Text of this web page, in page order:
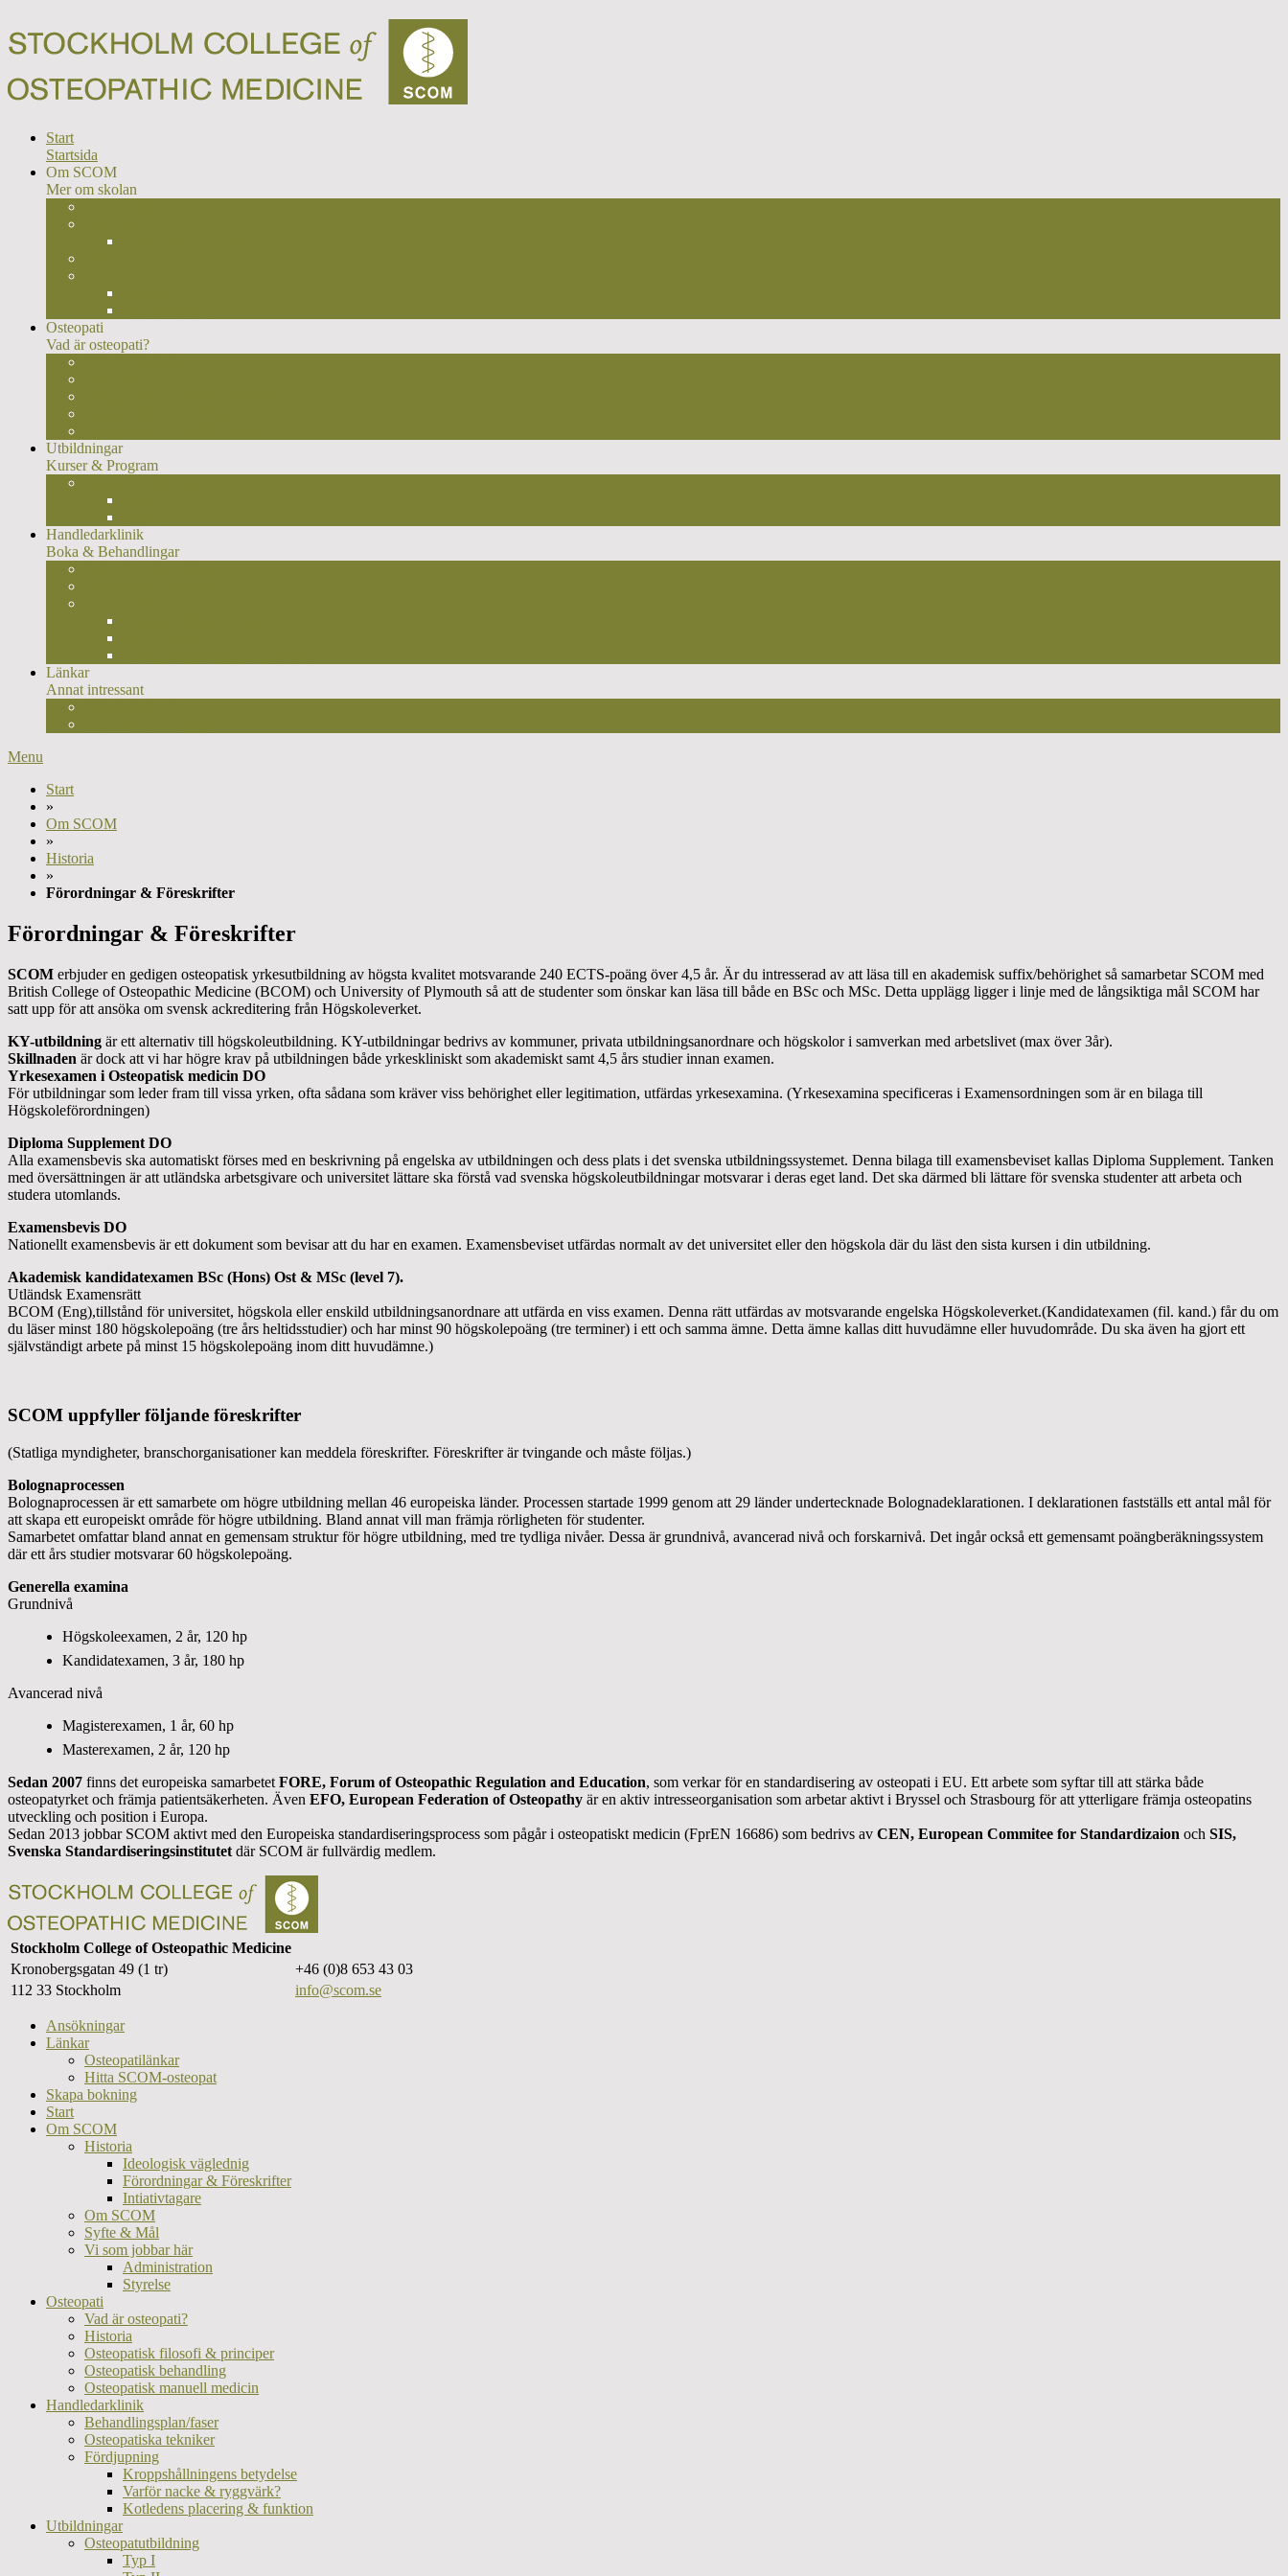
Start
Startsida
Om SCOM
Mer om skolan
Osteopati
Vad är osteopati?
Utbildningar
Kurser & Program
Handledarklinik
Boka & Behandlingar
Länkar
Annat intressant
Menu
Start
»
Om SCOM
»
Historia
»
Förordningar & Föreskrifter
Förordningar & Föreskrifter
SCOM erbjuder en gedigen osteopatisk yrkesutbildning av högsta kvalitet motsvarande 240 ECTS-poäng över 4,5 år. Är du intresserad av att läsa till en akademisk suffix/behörighet så samarbetar SCOM med
British College of Osteopathic Medicine (BCOM) och University of Plymouth så att de studenter som önskar kan läsa till både en BSc och MSc. Detta upplägg ligger i linje med de långsiktiga mål SCOM har
satt upp för att ansöka om svensk ackreditering från Högskoleverket.
KY-utbildning är ett alternativ till högskoleutbildning. KY-utbildningar bedrivs av kommuner, privata utbildningsanordnare och högskolor i samverkan med arbetslivet (max över 3år).
Skillnaden är dock att vi har högre krav på utbildningen både yrkeskliniskt som akademiskt samt 4,5 års studier innan examen.
Yrkesexamen i Osteopatisk medicin DO
För utbildningar som leder fram till vissa yrken, ofta sådana som kräver viss behörighet eller legitimation, utfärdas yrkesexamina. (Yrkesexamina specificeras i Examensordningen som är en bilaga till
Högskoleförordningen)
Diploma Supplement DO
Alla examensbevis ska automatiskt förses med en beskrivning på engelska av utbildningen och dess plats i det svenska utbildningssystemet. Denna bilaga till examensbeviset kallas Diploma Supplement. Tanken
med översättningen är att utländska arbetsgivare och universitet lättare ska förstå vad svenska högskoleutbildningar motsvarar i deras eget land. Det ska därmed bli lättare för svenska studenter att arbeta och
studera utomlands.
Examensbevis DO
Nationellt examensbevis är ett dokument som bevisar att du har en examen. Examensbeviset utfärdas normalt av det universitet eller den högskola där du läst den sista kursen i din utbildning.
Akademisk kandidatexamen BSc (Hons) Ost & MSc (level 7).
Utländsk Examensrätt
BCOM (Eng),tillstånd för universitet, högskola eller enskild utbildningsanordnare att utfärda en viss examen. Denna rätt utfärdas av motsvarande engelska Högskoleverket.(Kandidatexamen (fil. kand.) får du om
du läser minst 180 högskolepoäng (tre års heltidsstudier) och har minst 90 högskolepoäng (tre terminer) i ett och samma ämne. Detta ämne kallas ditt huvudämne eller huvudområde. Du ska även ha gjort ett
självständigt arbete på minst 15 högskolepoäng inom ditt huvudämne.)
SCOM uppfyller följande föreskrifter
(Statliga myndigheter, branschorganisationer kan meddela föreskrifter. Föreskrifter är tvingande och måste följas.)
Bolognaprocessen
Bolognaprocessen är ett samarbete om högre utbildning mellan 46 europeiska länder. Processen startade 1999 genom att 29 länder undertecknade Bolognadeklarationen. I deklarationen fastställs ett antal mål för
att skapa ett europeiskt område för högre utbildning. Bland annat vill man främja rörligheten för studenter.
Samarbetet omfattar bland annat en gemensam struktur för högre utbildning, med tre tydliga nivåer. Dessa är grundnivå, avancerad nivå och forskarnivå. Det ingår också ett gemensamt poängberäkningssystem
där ett års studier motsvarar 60 högskolepoäng.
Generella examina
Grundnivå
Högskoleexamen, 2 år, 120 hp
Kandidatexamen, 3 år, 180 hp
Avancerad nivå
Magisterexamen, 1 år, 60 hp
Masterexamen, 2 år, 120 hp
Sedan 2007 finns det europeiska samarbetet FORE, Forum of Osteopathic Regulation and Education, som verkar för en standardisering av osteopati i EU. Ett arbete som syftar till att stärka både
osteopatyrket och främja patientsäkerheten. Även EFO, European Federation of Osteopathy är en aktiv intresseorganisation som arbetar aktivt i Bryssel och Strasbourg för att ytterligare främja osteopatins
utveckling och position i Europa.
Sedan 2013 jobbar SCOM aktivt med den Europeiska standardiseringsprocess som pågår i osteopatiskt medicin (FprEN 16686) som bedrivs av CEN, European Commitee for Standardizaion och SIS,
Svenska Standardiseringsinstitutet där SCOM är fullvärdig medlem.
Stockholm College of Osteopathic Medicine
Kronobergsgatan 49 (1 tr)
+46 (0)8 653 43 03
112 33 Stockholm
info@scom.se
Ansökningar
Länkar
Osteopatilänkar
Hitta SCOM-osteopat
Skapa bokning
Start
Om SCOM
Historia
Ideologisk väglednig
Förordningar & Föreskrifter
Intiativtagare
Om SCOM
Syfte & Mål
Vi som jobbar här
Administration
Styrelse
Osteopati
Vad är osteopati?
Historia
Osteopatisk filosofi & principer
Osteopatisk behandling
Osteopatisk manuell medicin
Handledarklinik
Behandlingsplan/faser
Osteopatiska tekniker
Fördjupning
Kroppshållningens betydelse
Varför nacke & ryggvärk?
Kotledens placering & funktion
Utbildningar
Osteopatutbildning
Typ I